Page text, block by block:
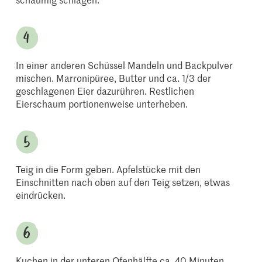
In einer anderen Schüssel Mandeln und Backpulver
mischen. Marronipüree, Butter und ca. 1/3 der
geschlagenen Eier dazurühren. Restlichen
Eierschaum portionenweise unterheben.
Teig in die Form geben. Apfelstücke mit den
Einschnitten nach oben auf den Teig setzen, etwas
eindrücken.